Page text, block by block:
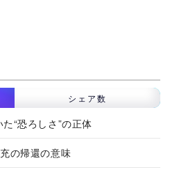
シェア数
“恐ろしさ”の正体
の帰還の意味